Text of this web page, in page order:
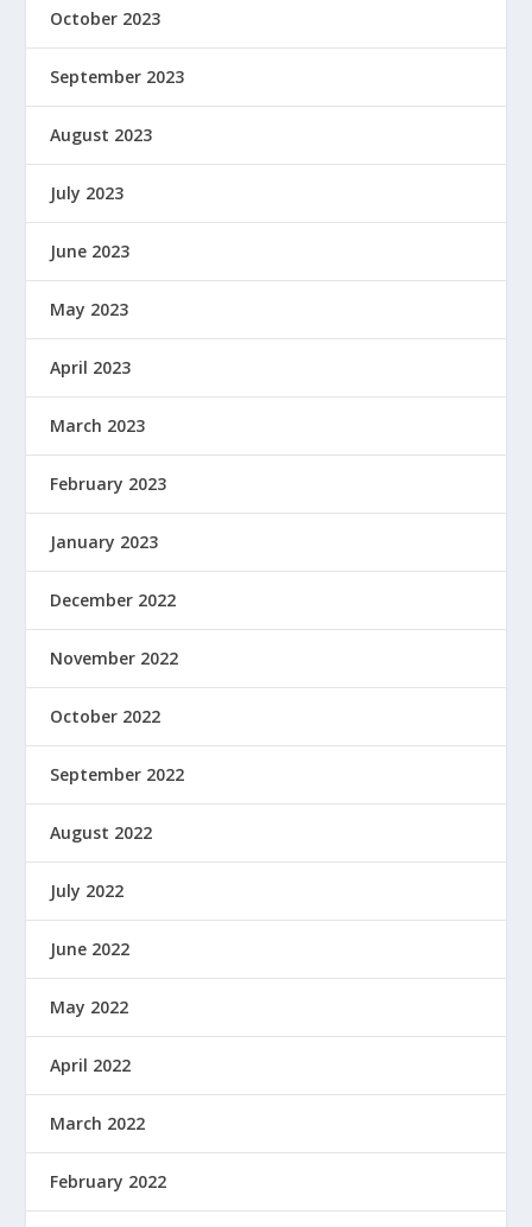
October 2023
September 2023
August 2023
July 2023
June 2023
May 2023
April 2023
March 2023
February 2023
January 2023
December 2022
November 2022
October 2022
September 2022
August 2022
July 2022
June 2022
May 2022
April 2022
March 2022
February 2022